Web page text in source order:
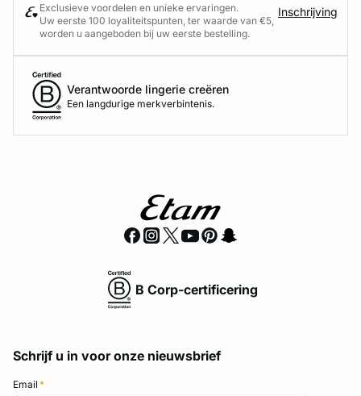
Exclusieve voordelen en unieke ervaringen.
Uw eerste 100 loyaliteitspunten, ter waarde van €5,
worden u aangeboden bij uw eerste bestelling.
Inschrijving
Verantwoorde lingerie creëren
Een langdurige merkverbintenis.
B Corp-certificering
Schrijf u in voor onze nieuwsbrief
Email *